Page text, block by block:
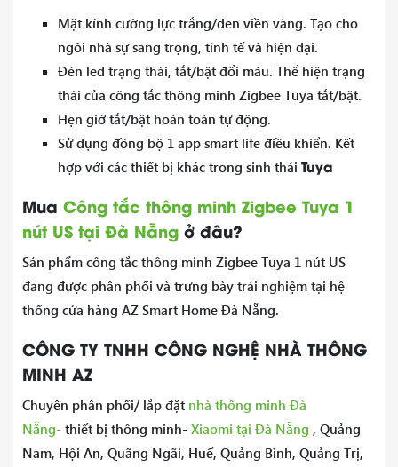
Mặt kính cường lực trắng/đen viền vàng. Tạo cho
ngôi nhà sự sang trọng, tinh tế và hiện đại.
Đèn led trạng thái, tắt/bật đổi màu. Thể hiện trạng
thái của công tắc thông minh Zigbee Tuya tắt/bật.
Hẹn giờ tắt/bật hoàn toàn tự động.
Sử dụng đồng bộ 1 app smart life điều khiển. Kết
hợp với các thiết bị khác trong sinh thái Tuya
Mua Công tắc thông minh Zigbee Tuya 1
nút US tại Đà Nẵng ở đâu?
Sản phẩm công tắc thông minh Zigbee Tuya 1 nút US
đang được phân phối và trưng bày trải nghiệm tại hệ
thống cửa hàng AZ Smart Home Đà Nẵng.
CÔNG TY TNHH CÔNG NGHỆ NHÀ THÔNG
MINH AZ
Chuyên phân phối/ lắp đặt nhà thông minh Đà
Nẵng- thiết bị thông minh- Xiaomi tại Đà Nẵng , Quảng
Nam, Hội An, Quãng Ngãi, Huế, Quảng Bình, Quảng Trị,